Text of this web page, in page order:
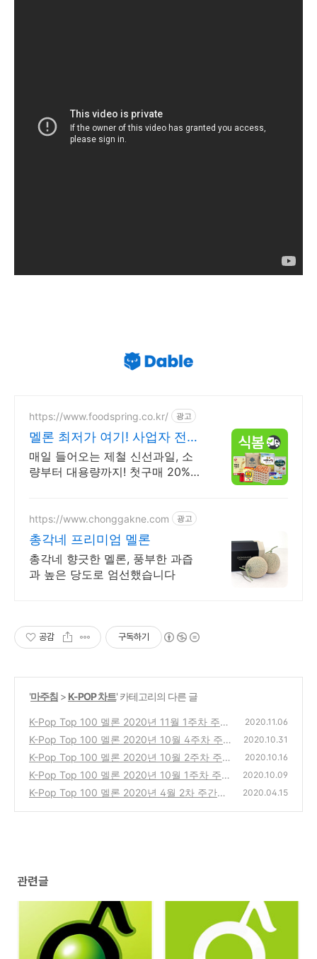
https://www.foodspring.co.kr/ 광고
멜론 최저가 여기! 사업자 전용
특가
매일 들어오는 제철 신선과일, 소
량부터 대용량까지! 첫구매 20%즉
https://www.chonggakne.com 광고
총각네 프리미엄 멜론
총각네 향긋한 멜론, 풍부한 과즙
과 높은 당도로 엄선했습니다
공감 구독하기
'마주침 > K-POP 차트' 카테고리의 다른 글
K-Pop Top 100 멜론 2020년 11월 1주차 주간
차트 20201101
(0)
2020.11.06
K-Pop Top 100 멜론 2020년 10월 4주차 주
간차트 20201025
(0)
2020.10.31
K-Pop Top 100 멜론 2020년 10월 2주차 주
간차트 20201011
(0)
2020.10.16
K-Pop Top 100 멜론 2020년 10월 1주차 주간
차트 202001004
(0)
2020.10.09
K-Pop Top 100 멜론 2020년 4월 2차 주간차
2020.04.15
관련글